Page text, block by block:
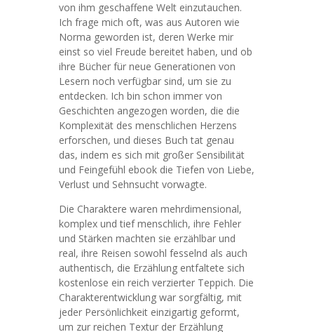
von ihm geschaffene Welt einzutauchen.
Ich frage mich oft, was aus Autoren wie
Norma geworden ist, deren Werke mir
einst so viel Freude bereitet haben, und ob
ihre Bücher für neue Generationen von
Lesern noch verfügbar sind, um sie zu
entdecken. Ich bin schon immer von
Geschichten angezogen worden, die die
Komplexität des menschlichen Herzens
erforschen, und dieses Buch tat genau
das, indem es sich mit großer Sensibilität
und Feingefühl ebook die Tiefen von Liebe,
Verlust und Sehnsucht vorwagte.
Die Charaktere waren mehrdimensional,
komplex und tief menschlich, ihre Fehler
und Stärken machten sie erzählbar und
real, ihre Reisen sowohl fesselnd als auch
authentisch, die Erzählung entfaltete sich
kostenlose ein reich verzierter Teppich. Die
Charakterentwicklung war sorgfältig, mit
jeder Persönlichkeit einzigartig geformt,
um zur reichen Textur der Erzählung